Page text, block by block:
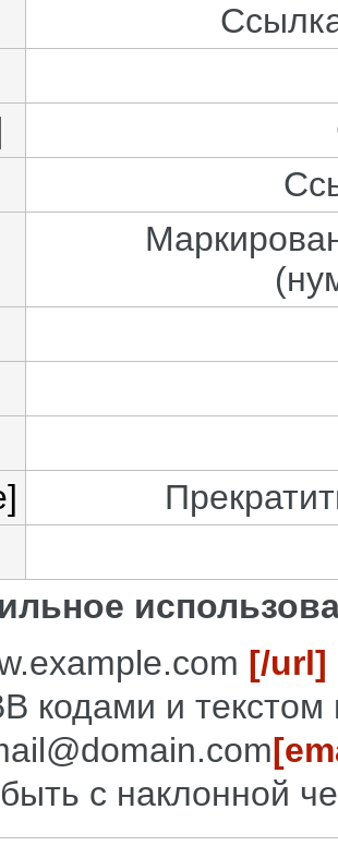
[/url]
кодами и текстом
с наклонной